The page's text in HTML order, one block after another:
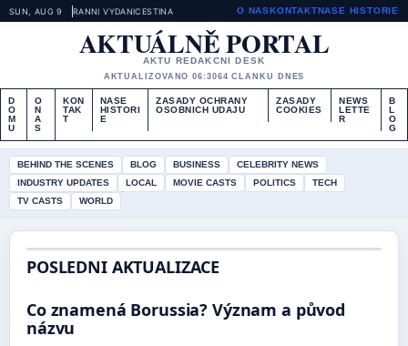
SUN, AUG 9 RANNI VYDANICESTINA O NASKONTAKTNASE HISTORIE
AKTUÁLNĚ PORTAL
AKTU REDAKCNI DESK
AKTUALIZOVANO 06:3064 CLANKU DNES
D
O
M
U
O
N
A
S
KON
TAK
T
NASE
HISTORI
E
ZASADY OCHRANY
OSOBNICH UDAJU
ZASADY
COOKIES
NEWS
LETTE
R
B
L
O
G
BEHIND THE SCENES BLOG BUSINESS
CELEBRITY NEWS
INDUSTRY UPDATES
LOCAL MOVIE CASTS POLITICS
TECH
TV CASTS
WORLD
POSLEDNI AKTUALIZACE
Co znamená Borussia? Význam a původ
názvu